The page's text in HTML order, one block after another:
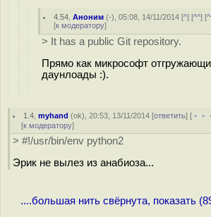
4.54 ,Аноним (-), 05:08, 14/11/2014 [^] [^^] [
[к модератору]
> It has a public Git repository.
Прямо как микрософт
даунлоады :).
1.4 ,myhand (ok), 20:53, 13/11/2014 [ответить] [
[к модератору]
> #!/usr/bin/env python2
Эрик не вылез из анабиоза...
....большая нить свёрнута, показать